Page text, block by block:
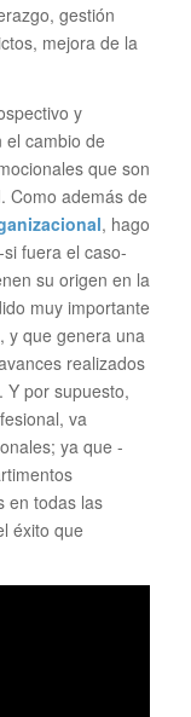
gestión
mejora de la
y
el cambio de
que son
Como además de
, hago
fuera el caso-
su origen en la
muy importante
y que genera una
realizados
Y por supuesto,
va
ya que -
en todas las
éxito que